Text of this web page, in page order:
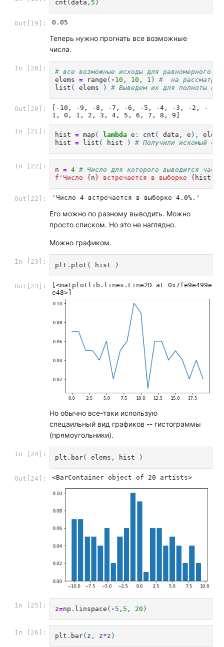
cnt (data , 5 )
Out[19]: 0.05
Теперь нужно прогнать все возможные
числа.
In [20]:
# все возможные исходы для равномерного
elems
= range ( - 10 , 10 , 1 )
#  на
list ( elems ) # Выведем их для полноты
Out[20]:
[-10, -9, -8, -7, -6, -5, -4, -3, -2, -
1, 0, 1, 2, 3, 4, 5, 6, 7, 8, 9]
In [21]: hist = map ( lambda e : cnt ( data , e ),
elems
hist
= list ( hist ) # Получили искомый
In [22]: n = 4 # Число для которого выводится
f 'Число { n } встречается в выборке { hist
Out[22]: 'Число 4 встречается в выборке 4.0%.'
Его можно по разному выводить. Можно
просто списком. Но это не наглядно.
Можно графиком.
In [23]: plt . plot ( hist )
Out[23]:
[<matplotlib.lines.Line2D at 0x7fe9e499e
e48>]
Но обычно все-таки использую
спецаильный вид графиков -- гистограммы
(прямоугольники).
In [24]: plt . bar( elems , hist )
Out[24]: <BarContainer object of 20 artists>
In [25]: z=np . linspace ( - 5 , 5 , 20 )
In [26]: plt . bar( z , z*z )